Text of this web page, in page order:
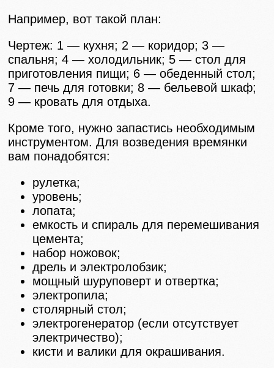
Например, вот такой план:
Чертеж: 1 — кухня; 2 — коридор; 3 —
спальня; 4 — холодильник; 5 — стол для
приготовления пищи; 6 — обеденный стол;
7 — печь для готовки; 8 — бельевой шкаф;
9 — кровать для отдыха.
Кроме того, нужно запастись необходимым
инструментом. Для возведения времянки
вам понадобятся:
рулетка;
уровень;
лопата;
емкость и спираль для перемешивания
цемента;
набор ножовок;
дрель и электролобзик;
мощный шуруповерт и отвертка;
электропила;
столярный стол;
электрогенератор (если отсутствует
электричество);
кисти и валики для окрашивания.